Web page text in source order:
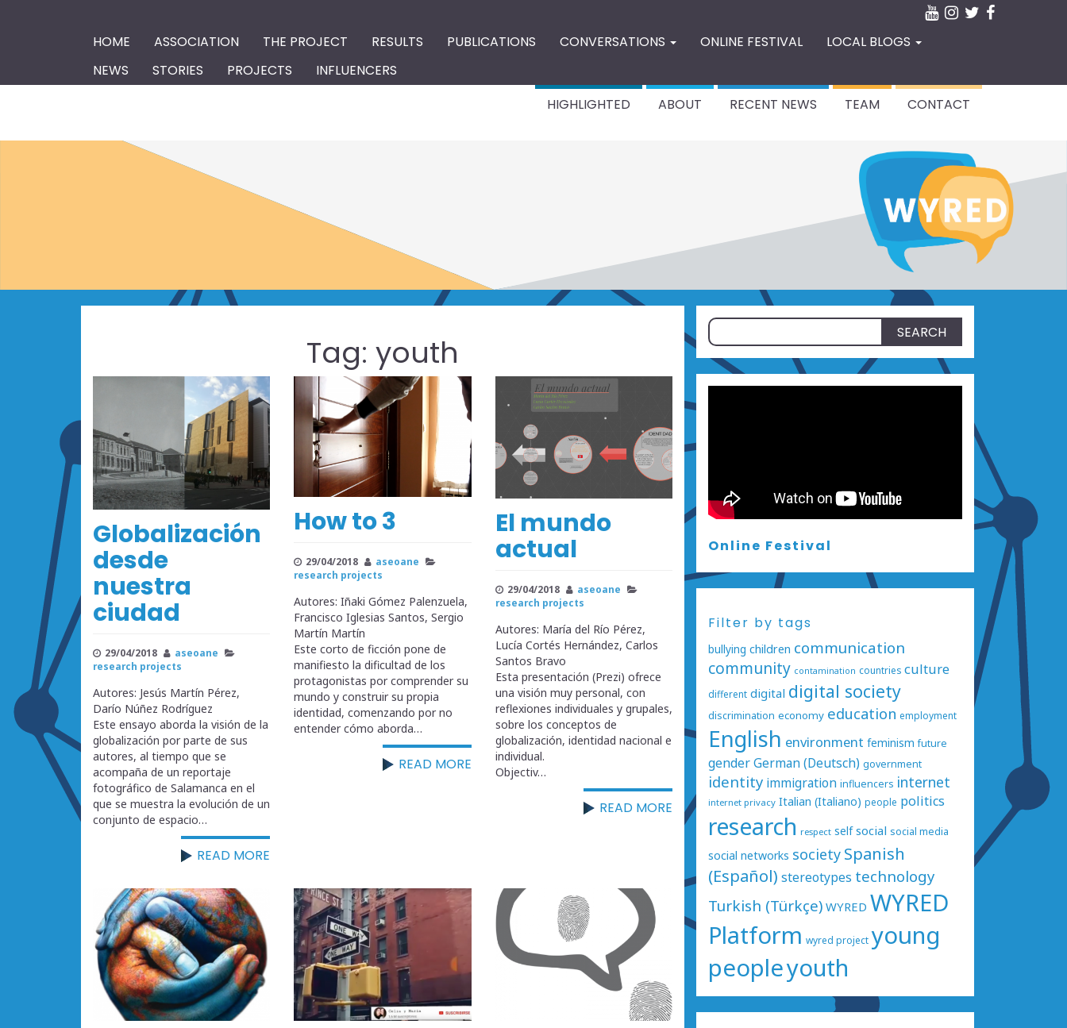
HOME ASSOCIATION THE PROJECT RESULTS PUBLICATIONS CONVERSATIONS ONLINE FESTIVAL
LOCAL BLOGS
NEWS
STORIES PROJECTS
INFLUENCERS
HIGHLIGHTED
ABOUT RECENT NEWS TEAM CONTACT
Tag: youth
Globalización
desde
nuestra
ciudad
29/04/2018
aseoane
research projects
Autores: Jesús Martín Pérez,
Darío Núñez Rodríguez
Este ensayo aborda la visión de la
globalización por parte de sus
autores, al tiempo que se
acompaña de un reportaje
fotográfico de Salamanca en el
que se muestra la evolución de un
conjunto de espacio…
READ MORE
How to 3
29/04/2018
aseoane
research projects
Autores: Iñaki Gómez Palenzuela,
Francisco Iglesias Santos, Sergio
Martín Martín
Este corto de ficción pone de
manifiesto la dificultad de los
protagonistas por comprender su
mundo y construir su propia
identidad, comenzando por no
entender cómo aborda…
READ MORE
El mundo
actual
29/04/2018
aseoane
research projects
Autores: María del Río Pérez,
Lucía Cortés Hernández, Carlos
Santos Bravo
Esta presentación (Prezi) ofrece
una visión muy personal, con
reflexiones individuales y grupales,
sobre los conceptos de
globalización, identidad nacional e
individual.
Objectiv…
READ MORE
Search
for:
Online Festival
Filter by tags
bullying children communication
community contamination countries culture
different digital digital society
discrimination economy education employment
English environment feminism future
genderGerman (Deutsch) government
identity immigration influencers internet
internet privacy Italian (Italiano) people politics
research respect self social social media
social networks society Spanish
(Español) stereotypes technology
Turkish (Türkçe) WYRED WYRED
Platform wyred project young
peopleyouth